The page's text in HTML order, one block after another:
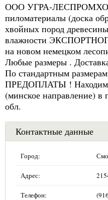
ООО УГРА-ЛЕСПРОМХОЗ
пиломатериалы (доска
хвойных пород
влажности
на новом немецком
Любые размеры .
По стандартным
ПРЕДОПЛАТЫ !
(минское направление) в
обл.
Контактные данные
Город:
Адрес:
Телефон: